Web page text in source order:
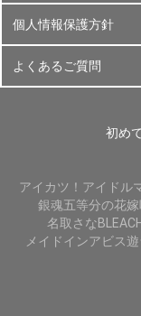
個人情報保護方針
よくあるご質問
初め
アイカツ！ アイドル
銀魂五等分の花嫁
名取さなBLEACH
メイドインアビス